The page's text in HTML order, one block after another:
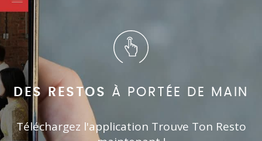
DES RESTOS À PORTÉE DE MAIN
Téléchargez l'application Trouve Ton Resto